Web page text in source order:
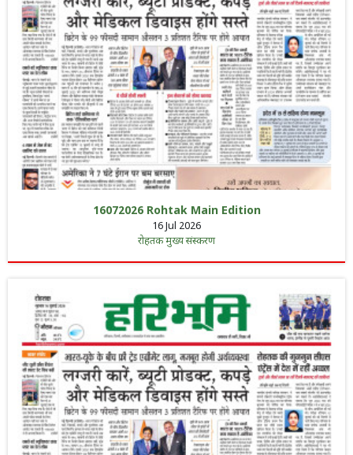
16072026 Rohtak Main Edition
16 Jul 2026
रोहतक मुख्य संस्करण